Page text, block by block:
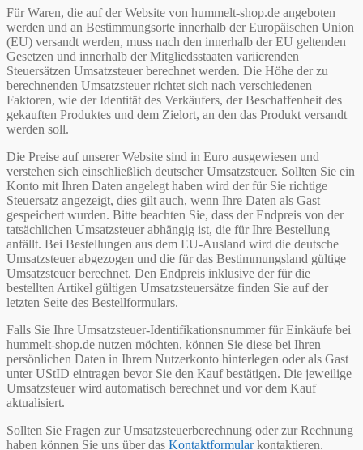
Für Waren, die auf der Website von hummelt-shop.de angeboten
werden und an Bestimmungsorte innerhalb der Europäischen Union
(EU) versandt werden, muss nach den innerhalb der EU geltenden
Gesetzen und innerhalb der Mitgliedsstaaten variierenden
Steuersätzen Umsatzsteuer berechnet werden. Die Höhe der zu
berechnenden Umsatzsteuer richtet sich nach verschiedenen
Faktoren, wie der Identität des Verkäufers, der Beschaffenheit des
gekauften Produktes und dem Zielort, an den das Produkt versandt
werden soll.
Die Preise auf unserer Website sind in Euro ausgewiesen und
verstehen sich einschließlich deutscher Umsatzsteuer. Sollten Sie ein
Konto mit Ihren Daten angelegt haben wird der für Sie richtige
Steuersatz angezeigt, dies gilt auch, wenn Ihre Daten als Gast
gespeichert wurden. Bitte beachten Sie, dass der Endpreis von der
tatsächlichen Umsatzsteuer abhängig ist, die für Ihre Bestellung
anfällt. Bei Bestellungen aus dem EU-Ausland wird die deutsche
Umsatzsteuer abgezogen und die für das Bestimmungsland gültige
Umsatzsteuer berechnet. Den Endpreis inklusive der für die
bestellten Artikel gültigen Umsatzsteuersätze finden Sie auf der
letzten Seite des Bestellformulars.
Falls Sie Ihre Umsatzsteuer-Identifikationsnummer für Einkäufe bei
hummelt-shop.de nutzen möchten, können Sie diese bei Ihren
persönlichen Daten in Ihrem Nutzerkonto hinterlegen oder als Gast
unter UStID eintragen bevor Sie den Kauf bestätigen. Die jeweilige
Umsatzsteuer wird automatisch berechnet und vor dem Kauf
aktualisiert.
Sollten Sie Fragen zur Umsatzsteuerberechnung oder zur Rechnung
haben können Sie uns über das Kontaktformularkontaktieren.